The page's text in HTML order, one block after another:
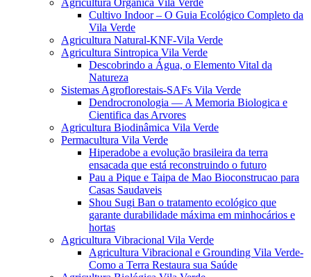
Agricultura Orgânica Vila Verde
Cultivo Indoor – O Guia Ecológico Completo da
Vila Verde
Agricultura Natural-KNF-Vila Verde
Agricultura Sintropica Vila Verde
Descobrindo a Água, o Elemento Vital da
Natureza
Sistemas Agroflorestais-SAFs Vila Verde
Dendrocronologia — A Memoria Biologica e
Cientifica das Arvores
Agricultura Biodinâmica Vila Verde
Permacultura Vila Verde
Hiperadobe a evolução brasileira da terra
ensacada que está reconstruindo o futuro
Pau a Pique e Taipa de Mao Bioconstrucao para
Casas Saudaveis
Shou Sugi Ban o tratamento ecológico que
garante durabilidade máxima em minhocários e
hortas
Agricultura Vibracional Vila Verde
Agricultura Vibracional e Grounding Vila Verde-
Como a Terra Restaura sua Saúde